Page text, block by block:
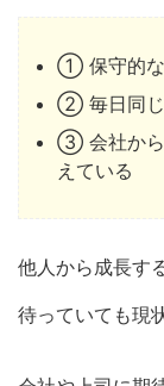
① 保守的な
② 毎日同じ
③ 会社から
えている
他人から成長す
待っていても現